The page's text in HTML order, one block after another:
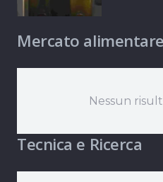
Mercato alimentare
Nessun
Tecnica e Ricerca